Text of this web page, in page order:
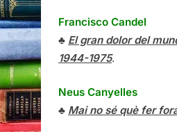
Francisco Candel
♣ El gran dolor del
1944-1975.
Neus Canyelles
♣ Mai no sé què fer